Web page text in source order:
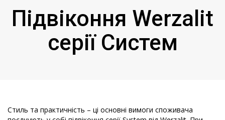
Підвіконня Werzalit
серії Систем
Стиль та практичність – ці основні вимоги споживача